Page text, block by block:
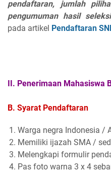
pendaftaran, jumlah
pengumuman hasil
pada artikel Pendaftaran
II. Penerimaan Mahasiswa
B. Syarat Pendaftaran
Warga negra Indonesia /
Memiliki ijazah SMA /
Melengkapi formulir
Pas foto warna 3 x 4